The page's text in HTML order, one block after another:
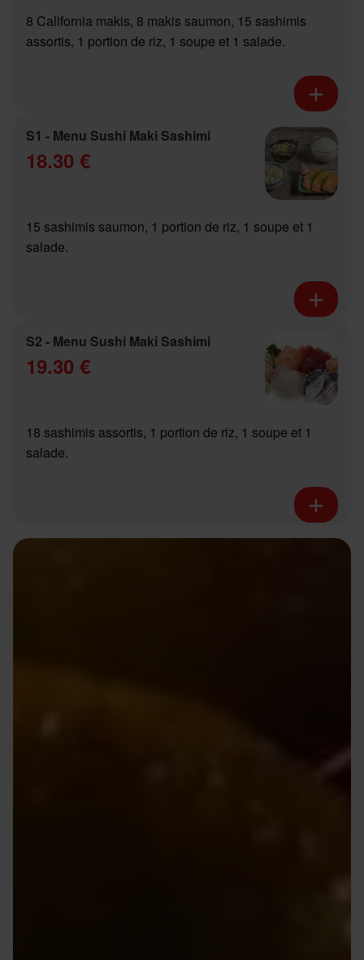
8 California makis, 8 makis saumon, 15 sashimis
assortis, 1 portion de riz, 1 soupe et 1 salade.
S1 - Menu Sushi Maki Sashimi
18.30 €
15 sashimis saumon, 1 portion de riz, 1 soupe et 1
salade.
S2 - Menu Sushi Maki Sashimi
19.30 €
18 sashimis assortis, 1 portion de riz, 1 soupe et 1
salade.